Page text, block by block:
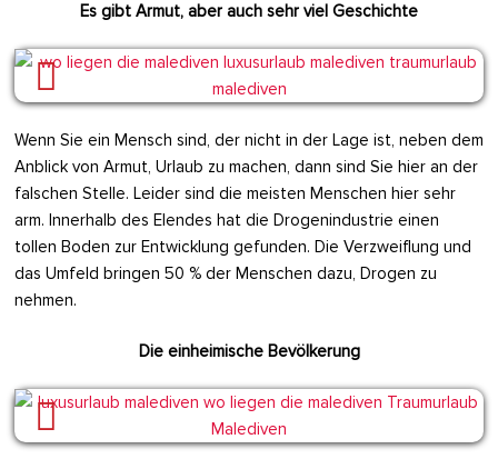
Es gibt Armut, aber auch sehr viel Geschichte
Wenn Sie ein Mensch sind, der nicht in der Lage ist, neben dem
Anblick von Armut, Urlaub zu machen, dann sind Sie hier an der
falschen Stelle. Leider sind die meisten Menschen hier sehr
arm. Innerhalb des Elendes hat die Drogenindustrie einen
tollen Boden zur Entwicklung gefunden. Die Verzweiflung und
das Umfeld bringen 50 % der Menschen dazu, Drogen zu
nehmen.
Die einheimische Bevölkerung